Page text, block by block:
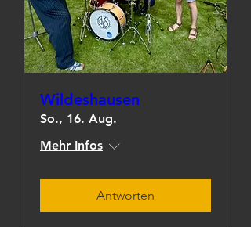
Wildeshausen
So., 16. Aug.
Mehr Infos
Antworten